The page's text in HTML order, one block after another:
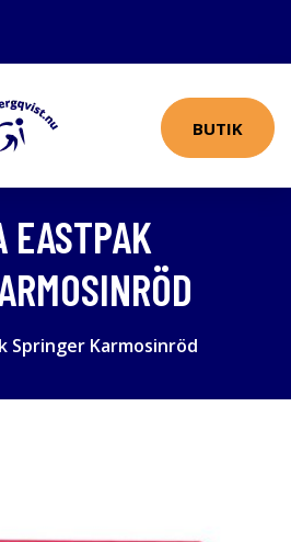
BUTIK
EASTPAK
Springer Karmosinröd